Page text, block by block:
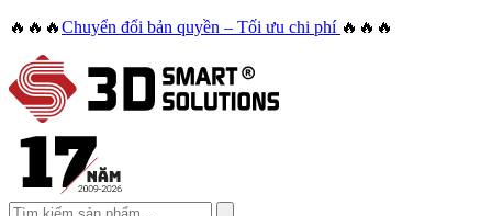
🔥🔥🔥Chuyển đổi bản quyền – Tối ưu chi phí 🔥🔥🔥